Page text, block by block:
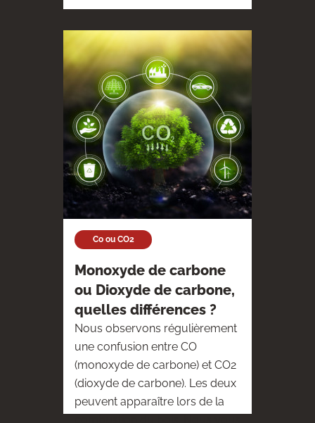
Co ou CO2
Monoxyde de carbone
ou Dioxyde de carbone,
quelles différences ?
Nous observons régulièrement
une confusion entre CO
(monoxyde de carbone) et CO2
(dioxyde de carbone). Les deux
peuvent apparaître lors de la